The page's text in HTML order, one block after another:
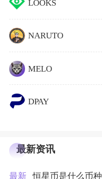
LOOKS
NARUTO
MELO
DPAY
最新资讯
最新 恒星币是什么币种